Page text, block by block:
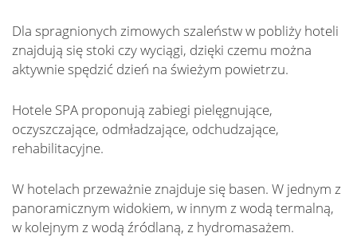
Dla spragnionych zimowych szaleństw w pobliży hoteli
znajdują się stoki czy wyciągi, dzięki czemu można
aktywnie spędzić dzień na świeżym powietrzu.
Hotele SPA proponują zabiegi pielęgnujące,
oczyszczające, odmładzające, odchudzające,
rehabilitacyjne.
W hotelach przeważnie znajduje się basen. W jednym z
panoramicznym widokiem, w innym z wodą termalną,
w kolejnym z wodą źródlaną, z hydromasażem.